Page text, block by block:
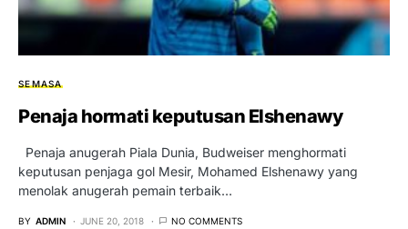
SEMASA
Penaja hormati keputusan Elshenawy
Penaja anugerah Piala Dunia, Budweiser menghormati
keputusan penjaga gol Mesir, Mohamed Elshenawy yang
menolak anugerah pemain terbaik…
BY ADMIN JUNE 20, 2018 NO COMMENTS